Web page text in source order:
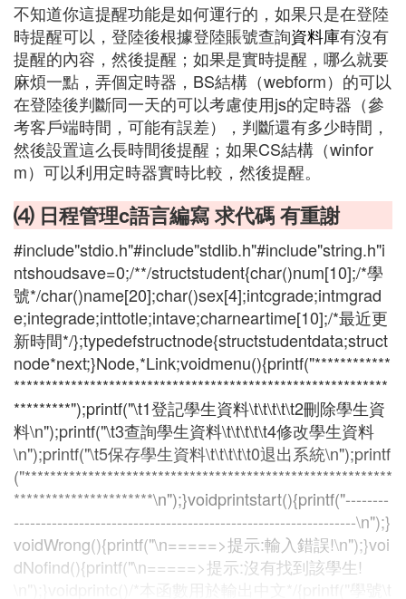
不知道你這提醒功能是如何運行的，如果只是在登陸
時提醒可以，登陸後根據登陸賬號查詢資料庫有沒有
提醒的內容，然後提醒；如果是實時提醒，哪么就要
麻煩一點，弄個定時器，BS結構（webform）的可以
在登陸後判斷同一天的可以考慮使用js的定時器（參
考客戶端時間，可能有誤差），判斷還有多少時間，
然後設置這么長時間後提醒；如果CS結構（winfor
m）可以利用定時器實時比較，然後提醒。
⑷ 日程管理c語言編寫 求代碼 有重謝
#include"stdio.h"#include"stdlib.h"#include"string.h"i
ntshoudsave=0;/**/structstudent{char()num[10];/*學
號*/char()name[20];char()sex[4];intcgrade;intmgrad
e;integrade;inttotle;intave;charneartime[10];/*最近更
新時間*/};typedefstructnode{structstudentdata;struct
node*next;}Node,*Link;voidmenu(){printf("************
***********************************************************
*********");printf("\t1登記學生資料\t\t\t\t\t2刪除學生資
料\n");printf("\t3查詢學生資料\t\t\t\t\t4修改學生資料
\n");printf("\t5保存學生資料\t\t\t\t\t0退出系統\n");printf
("**********************************************************
**********************\n");}voidprintstart(){printf("--------
---------------------------------------------------------------\n");}
voidWrong(){printf("\n=====>提示:輸入錯誤!\n");}voi
dNofind(){printf("\n=====>提示:沒有找到該學生!